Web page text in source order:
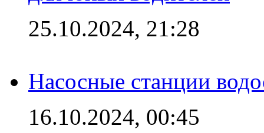
25.10.2024, 21:28
Насосные станции
16.10.2024, 00:45